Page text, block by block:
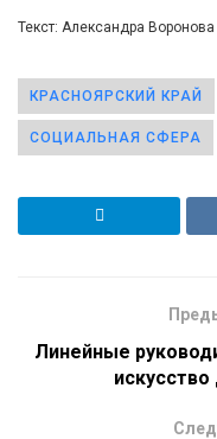
Текст: Александра Воронова
КРАСНОЯРСКИЙ КРАЙ
СОЦИАЛЬНАЯ СФЕРА
Линейные
искусство